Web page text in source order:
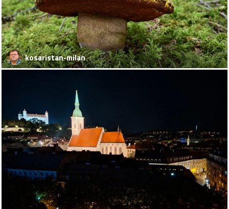
kosaristan-milan